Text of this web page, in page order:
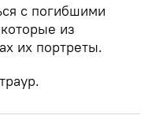
с погибшими
из
их портреты.